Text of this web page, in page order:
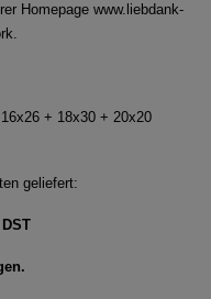
Homepage www.liebdank-
+ 18x30 + 20x20
geliefert: